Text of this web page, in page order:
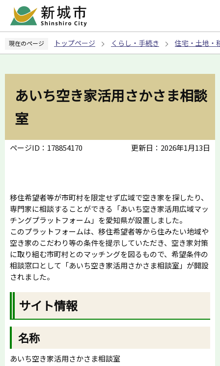
ペ
の
現在のページ トップページ くらし・手続き 住宅・土地・
あいち空き家活用さかさま相談
室
ページID：178854170 更新日：2026年1月13日
移住希望者等が市町村を限定せず広域で空き家を探したり、
専門家に相談することができる「あいち空き家活用広域マッ
チングプラットフォーム」を愛知県が設置しました。
このプラットフォームは、移住希望者等から住みたい地域や
空き家のこだわり等の条件を提示していただき、空き家対策
に取り組む市町村とのマッチングを図るもので、希望条件の
相談窓口として「あいち空き家活用さかさま相談室」が開設
されました。
サイト情報
名称
あいち空き家活用さかさま相談室